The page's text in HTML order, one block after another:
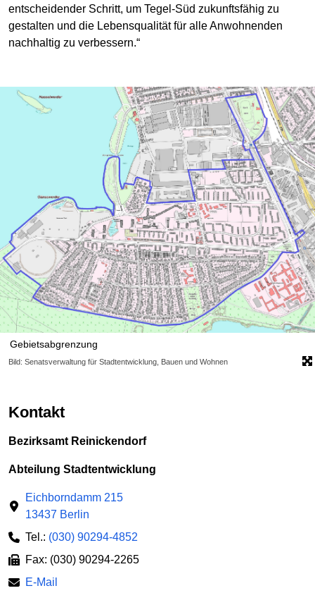
entscheidender Schritt, um Tegel-Süd zukunftsfähig zu
gestalten und die Lebensqualität für alle Anwohnenden
nachhaltig zu verbessern.“
Gebietsabgrenzung
Bild: Senatsverwaltung für Stadtentwicklung, Bauen und Wohnen
Kontakt
Bezirksamt Reinickendorf
Abteilung Stadtentwicklung
Eichborndamm 215
13437 Berlin
Tel.: (030) 90294-4852
Fax: (030) 90294-2265
E-Mail